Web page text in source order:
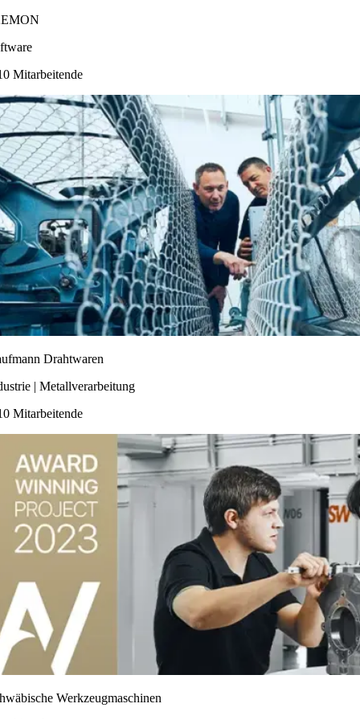
Mitarbeitende
Drahtwaren
| Metallverarbeitung
Mitarbeitende
Werkzeugmaschinen